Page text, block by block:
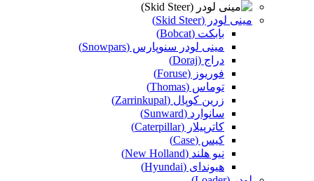
مینی لودر (Skid Steer)
بابکت (Bobcat)
مینی لودر سنوپارس (Snowpars)
دراج (Doraj)
فوریوز (Foruse)
توماس (Thomas)
زرین کوپال (Zarrinkupal)
سانوارد (Sunward)
کاترپیلار (Caterpillar)
کیس (Case)
نیو هلند (New Holland)
هیوندای (Hyundai)